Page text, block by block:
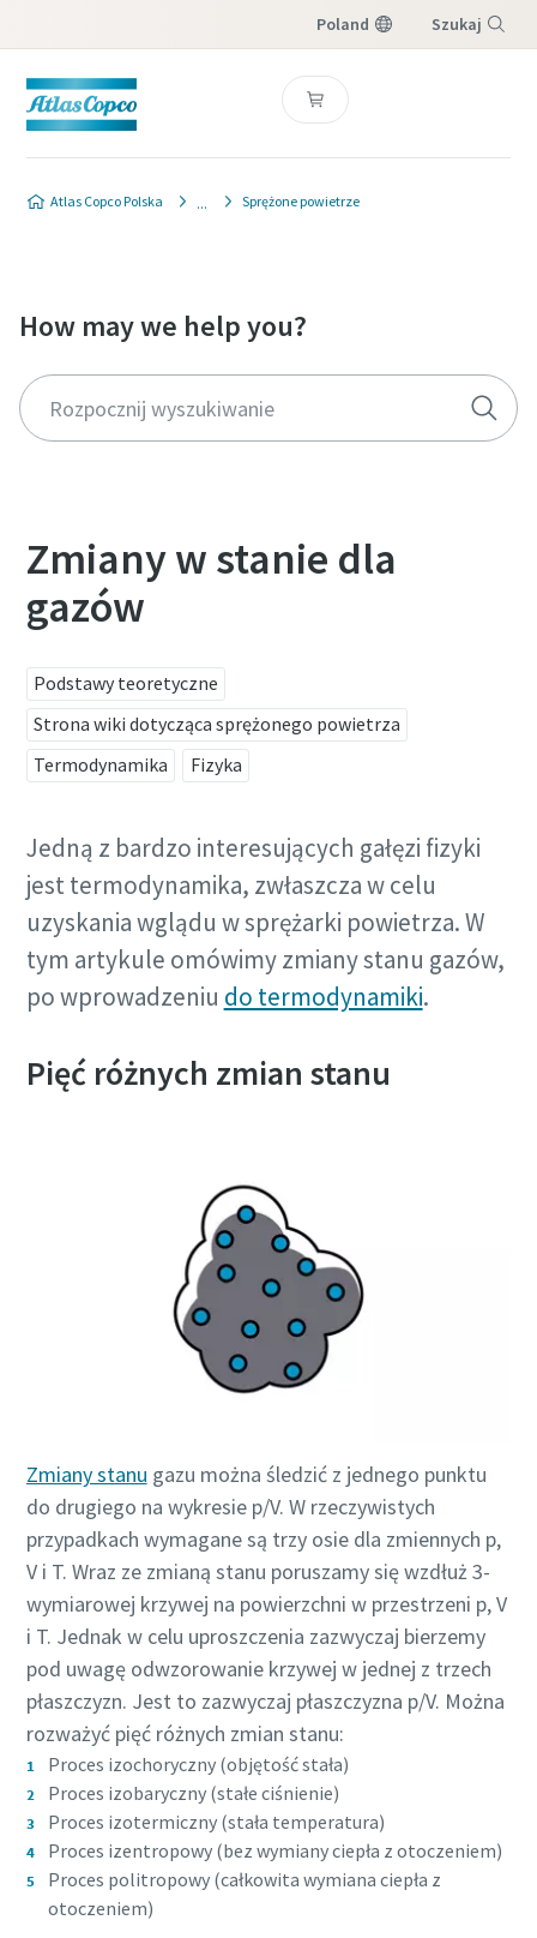
Poland Szukaj
Atlas Copco Polska Sprężone powietrze
10 kroków do ekologicznej i bardziej
energooszczędnej produkcji
Zmniejszanie emisji dwutlenku węgla w produkcji
ekologicznej — wszystko, co musisz wiedzieć
Więcej
Zoptymalizuj przepływ powietrza przy użyciu
sterownika centralnego
zapewnia stabilne działanie instalacji i obniża koszty
energii.
How may we help you?
Zmiany w stanie dla
gazów
Podstawy teoretyczne
Strona wiki dotycząca sprężonego powietrza
Termodynamika
Fizyka
Jedną z bardzo interesujących gałęzi fizyki
jest termodynamika, zwłaszcza w celu
uzyskania wglądu w sprężarki powietrza. W
tym artykule omówimy zmiany stanu gazów,
po wprowadzeniu do termodynamiki.
Pięć różnych zmian stanu
Zmiany stanu gazu można śledzić z jednego punktu
do drugiego na wykresie p/V. W rzeczywistych
przypadkach wymagane są trzy osie dla zmiennych p,
V i T. Wraz ze zmianą stanu poruszamy się wzdłuż 3-
wymiarowej krzywej na powierzchni w przestrzeni p, V
i T. Jednak w celu uproszczenia zazwyczaj bierzemy
pod uwagę odwzorowanie krzywej w jednej z trzech
płaszczyzn. Jest to zazwyczaj płaszczyzna p/V. Można
rozważyć pięć różnych zmian stanu:
Proces izochoryczny (objętość stała)
Proces izobaryczny (stałe ciśnienie)
Proces izotermiczny (stała temperatura)
Proces izentropowy (bez wymiany ciepła z otoczeniem)
Proces politropowy (całkowita wymiana ciepła z
otoczeniem)